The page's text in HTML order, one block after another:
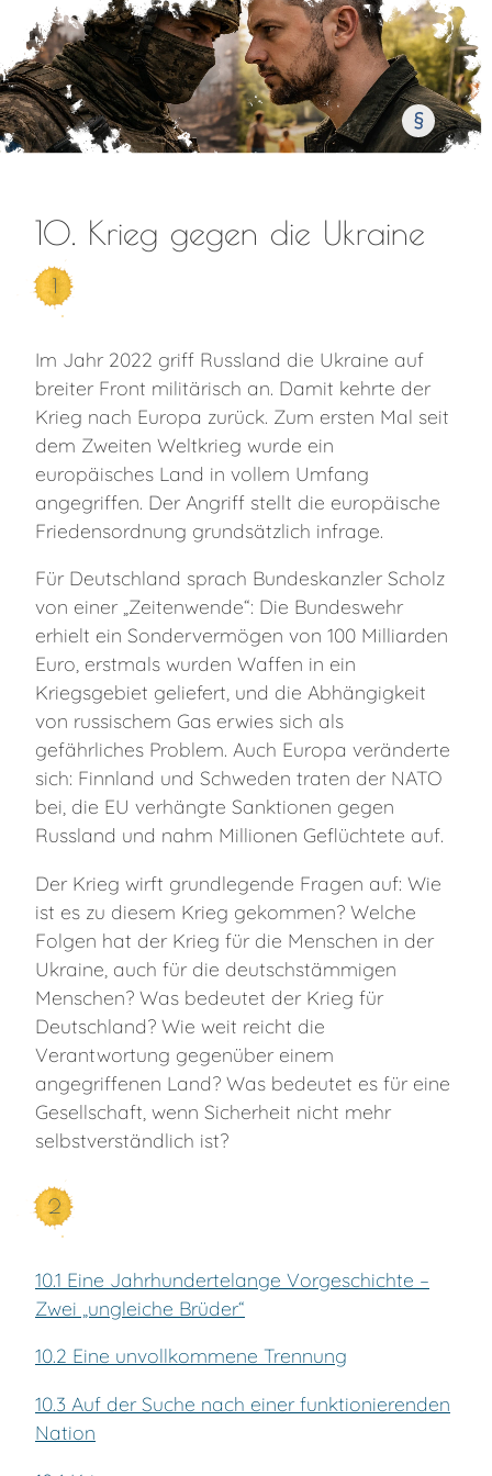
§
10. Krieg gegen die Ukraine
1
Im Jahr 2022 griff Russland die Ukraine auf
breiter Front militärisch an. Damit kehrte der
Krieg nach Europa zurück. Zum ersten Mal seit
dem Zweiten Weltkrieg wurde ein
europäisches Land in vollem Umfang
angegriffen. Der Angriff stellt die europäische
Friedensordnung grundsätzlich infrage.
Für Deutschland sprach Bundeskanzler Scholz
von einer „Zeitenwende“: Die Bundeswehr
erhielt ein Sondervermögen von 100 Milliarden
Euro, erstmals wurden Waffen in ein
Kriegsgebiet geliefert, und die Abhängigkeit
von russischem Gas erwies sich als
gefährliches Problem. Auch Europa veränderte
sich: Finnland und Schweden traten der NATO
bei, die EU verhängte Sanktionen gegen
Russland und nahm Millionen Geflüchtete auf.
Der Krieg wirft grundlegende Fragen auf: Wie
ist es zu diesem Krieg gekommen? Welche
Folgen hat der Krieg für die Menschen in der
Ukraine, auch für die deutschstämmigen
Menschen? Was bedeutet der Krieg für
Deutschland? Wie weit reicht die
Verantwortung gegenüber einem
angegriffenen Land? Was bedeutet es für eine
Gesellschaft, wenn Sicherheit nicht mehr
selbstverständlich ist?
2
10.1 Eine Jahrhundertelange Vorgeschichte –
Zwei „ungleiche Brüder“
10.2 Eine unvollkommene Trennung
10.3 Auf der Suche nach einer funktionierenden
Nation